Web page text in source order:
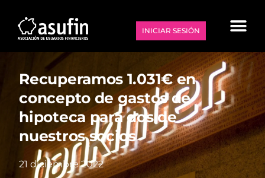
INICIAR SESIÓN
Recuperamos 1.031€ en
concepto de gastos de
hipoteca para dos de
nuestros socios
21 diciembre 2022